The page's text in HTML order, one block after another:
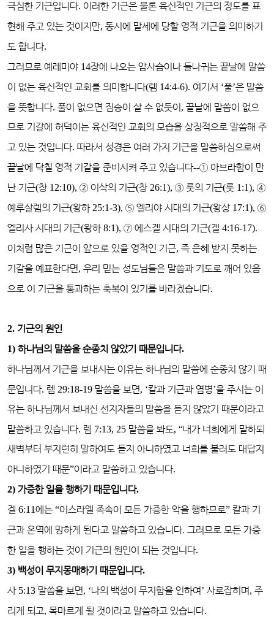
극심한 기근입니다. 이러한 기근은 물론 육신적인 기근의 정도를 표
현해 주고 있는 것이지만, 동시에 말세에 당할 영적 기근을 의미하기
도 합니다.
그러므로 예레미야 14장에 나오는 암사슴이나 들나귀는 끝날에 말씀
이 없는 육신적인 교회를 의미합니다(렘 14:4-6). 여기서 ‘풀’은 말씀
을 뜻합니다. 풀이 없으면 짐승이 살 수 없듯이 , 끝날에 말씀이 없으
므로 기갈에 허덕이는 육신적인 교회의 모습을 상징적으로 말씀해 주
고 있는 것입니다. 따라서 성경은 여러 가지 기근을 말씀하심으로써
끝날에 닥칠 영적 기갈을 준비시켜 주고 있습니다--① 아브라함이 만
난 기근(창 12:10), ② 이삭의 기근(창 26:1), ③ 룻의 기근(룻 1:1), ④
예루살렘의 기근(왕하 25:1-3), ⑤ 엘리야 시대의 기근(왕상 17:1), ⑥
엘리사 시대의 기근(왕하8:1), ⑦ 에스겔 시대의 기근(겔 4:16-17).
이처럼 많은 기근이 앞으로 있을 영적인 기근, 즉 은혜 받지 못하는
기갈을 예표한다면, 우리 믿는 성도님들은 말씀과 기도로 깨어 있음
으로 이 기근을 통과하는 축복이 있기를 바라겠습니다.
2. 기근의 원인
1) 하나님의 말씀을 순종치 않았기 때문입니다.
하나님께서 기근을 보내시는 이유는 하나님의 말씀에 순종치 않기 때
문입니다. 렘 29:18-19 말씀을 보면, ‘칼과 기근과 염병’을 주시는 이
유는 하나님께서 보내신 선지자들의 말씀을 듣지 않았기 때문이라고
말씀하고 있습니다. 렘 7:13, 25 말씀을 봐도, “내가 너희에게 말하되
새벽부터 부지런히 말하여도 듣지 아니하였고 너희를 불러도 대답지
아니하였기 때문”이라고 말씀하고 있습니다.
2) 가증한 일을 행하기 때문입니다.
겔 6:11에는 “이스라엘 족속이 모든 가증한 악을 행하므로” 칼과 기
근과 온역에 망하게 된다고 말씀하고 있습니다. 그러므로 모든 가증
한 일을 행하는 것이 기근의 원인이 되는 것입니다.
3) 백성이 무지몽매하기 때문입니다.
사 5:13 말씀을 보면, ‘나의 백성이 무지함을 인하여’ 사로잡히며, 주
리게 되고, 목마르게 될 것이라고 말씀하고 있습니다.